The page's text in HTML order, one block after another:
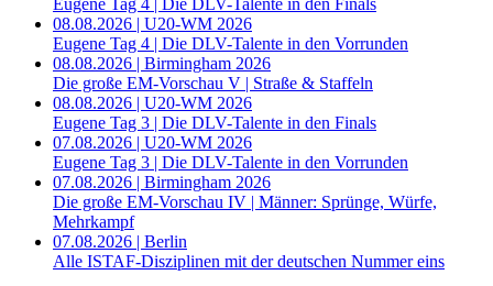
Eugene Tag 4 | Die DLV-Talente in den Finals
08.08.2026 | U20-WM 2026
Eugene Tag 4 | Die DLV-Talente in den Vorrunden
08.08.2026 | Birmingham 2026
Die große EM-Vorschau V | Straße & Staffeln
08.08.2026 | U20-WM 2026
Eugene Tag 3 | Die DLV-Talente in den Finals
07.08.2026 | U20-WM 2026
Eugene Tag 3 | Die DLV-Talente in den Vorrunden
07.08.2026 | Birmingham 2026
Die große EM-Vorschau IV | Männer: Sprünge, Würfe,
Mehrkampf
07.08.2026 | Berlin
Alle ISTAF-Disziplinen mit der deutschen Nummer eins